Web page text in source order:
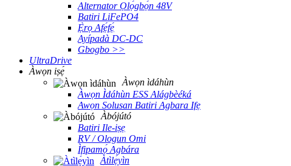
Alternator Ọlọ́gbọ́n 48V
Batiri LiFePO4
Ẹ̀rọ Afẹ́fẹ́
Ayípadà DC-DC
Gbogbo >>
UltraDrive
Àwọn iṣẹ́
Àwọn ìdáhùn
Àwọn Ìdáhùn ESS Alágbèéká
Awọn Solusan Batiri Agbara Ifẹ
Àbójútó
Batiri Ile-iṣẹ
RV / Ologun Omi
Ìfipamọ́ Agbára
Àtìlẹ́yìn